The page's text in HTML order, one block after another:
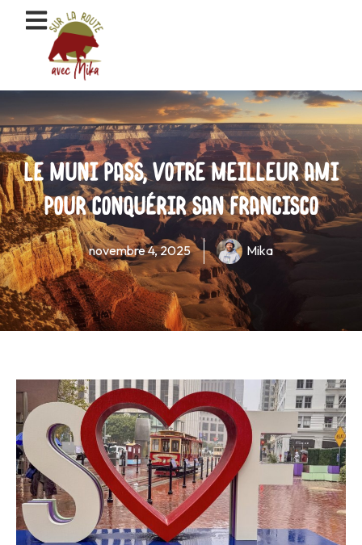
Le Muni pass, votre meilleur ami
pour conquérir San Francisco
novembre 4, 2025 Mika